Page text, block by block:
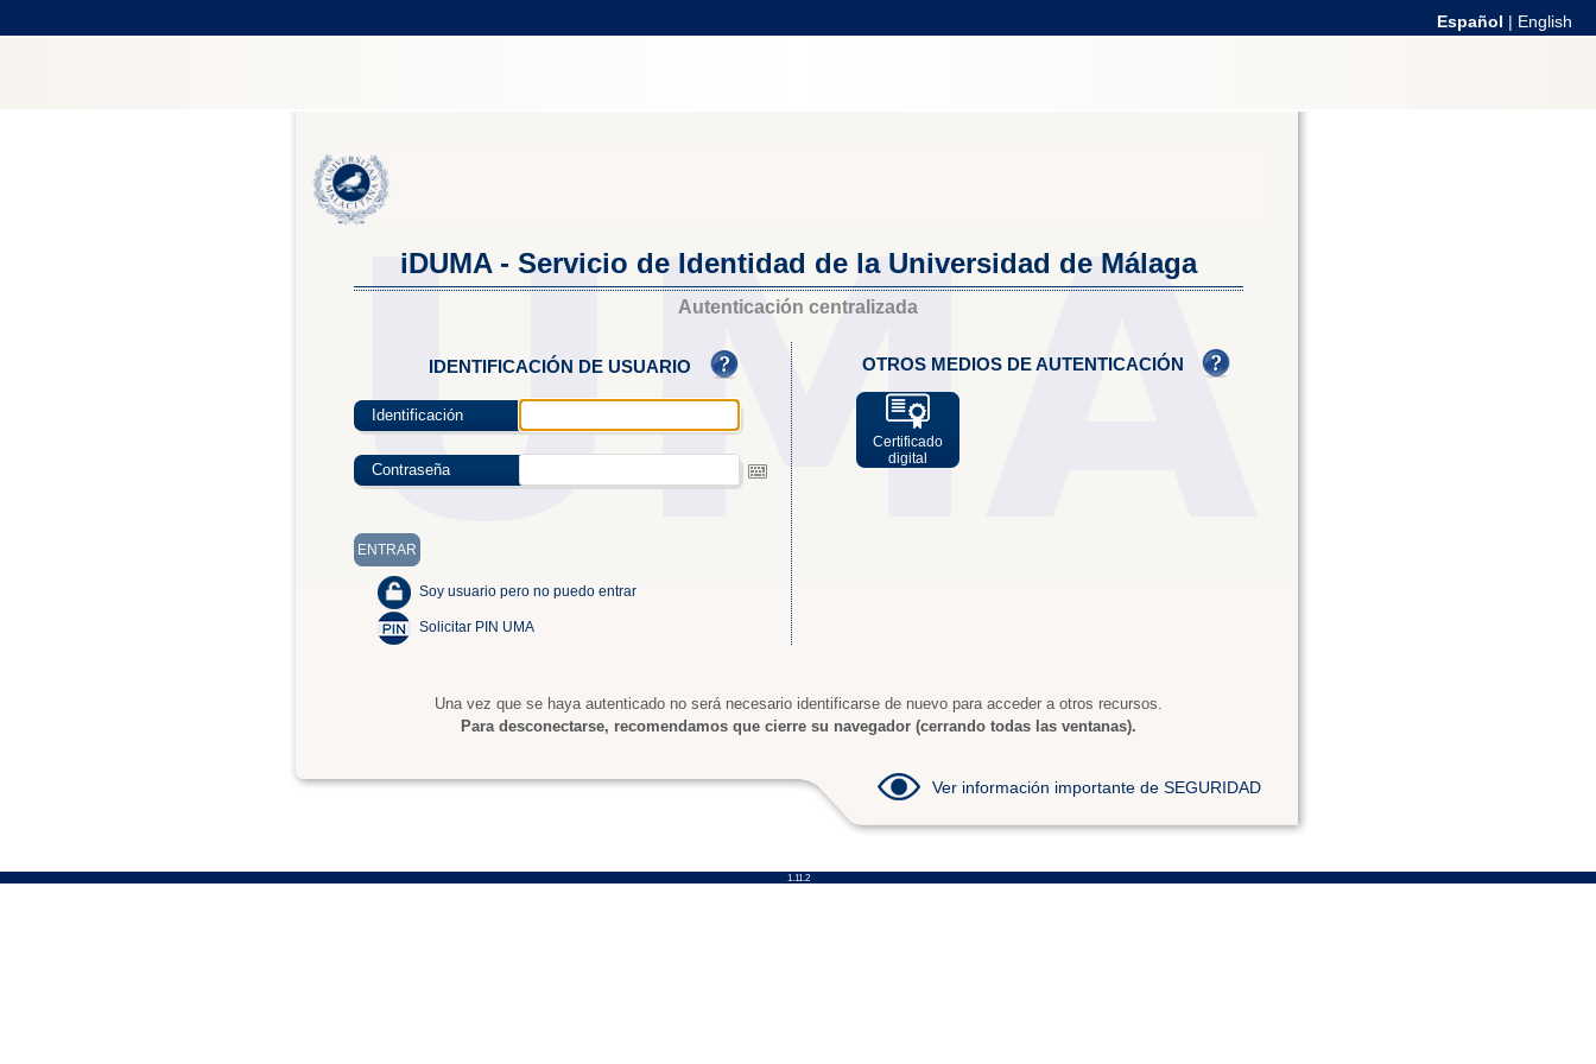
Español | English
iDUMA - Servicio de Identidad de la Universidad de Málaga
Autenticación centralizada
IDENTIFICACIÓN DE USUARIO
Identificación
Contraseña
Soy usuario pero no puedo entrar
Solicitar PIN UMA
OTROS MEDIOS DE AUTENTICACIÓN
Certificado
digital
Una vez que se haya autenticado no será necesario identificarse de nuevo para acceder a otros recursos.
Para desconectarse, recomendamos que cierre su navegador (cerrando todas las ventanas).
Ver información importante de SEGURIDAD
1.11.2